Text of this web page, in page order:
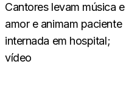
Cantores levam música e
amor e animam paciente
internada em hospital;
vídeo